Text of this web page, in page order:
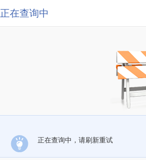
正在查询中
正在查询中，请刷新重试